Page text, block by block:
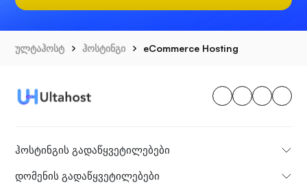
ულტაჰოსტ ჰოსტინგი eCommerce Hosting
ჰოსტინგის გადაწყვეტილებები
დომენის გადაწყვეტილებები